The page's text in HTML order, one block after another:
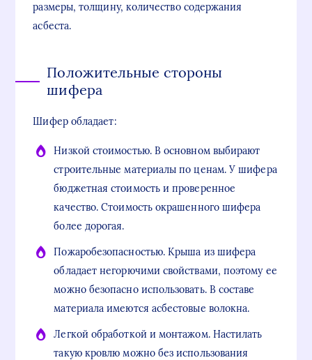
размеры, толщину, количество содержания
асбеста.
Положительные стороны
шифера
Шифер обладает:
Низкой стоимостью. В основном выбирают
строительные материалы по ценам. У шифера
бюджетная стоимость и проверенное
качество. Стоимость окрашенного шифера
более дорогая.
Пожаробезопасностью. Крыша из шифера
обладает негорючими свойствами, поэтому ее
можно безопасно использовать. В составе
материала имеются асбестовые волокна.
Легкой обработкой и монтажом. Настилать
такую кровлю можно без использования